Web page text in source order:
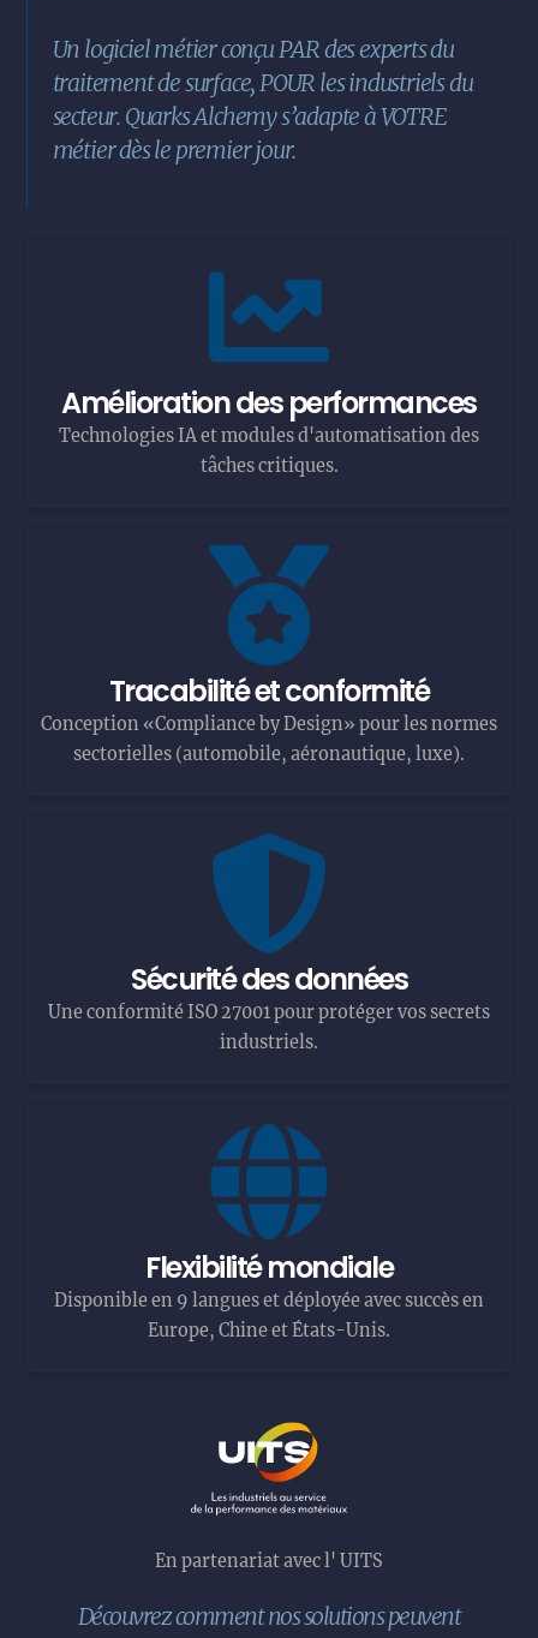
Un logiciel métier conçu PAR des experts du
traitement de surface, POUR les industriels du
secteur. Quarks Alchemy s’adapte à VOTRE
métier dès le premier jour.
Amélioration des performances
Technologies IA et modules d'automatisation des
tâches critiques.
Tracabilité et conformité
Conception «Compliance by Design» pour les normes
sectorielles (automobile, aéronautique, luxe).
Sécurité des données
Une conformité ISO 27001 pour protéger vos secrets
industriels.
Flexibilité mondiale
Disponible en 9 langues et déployée avec succès en
Europe, Chine et États-Unis.
En partenariat avec l' UITS
Découvrez comment nos solutions peuvent